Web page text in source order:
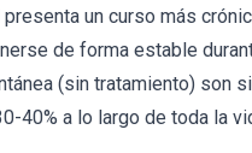
un curso más
de forma estable
(sin tratamiento) son
40% a lo largo de toda la